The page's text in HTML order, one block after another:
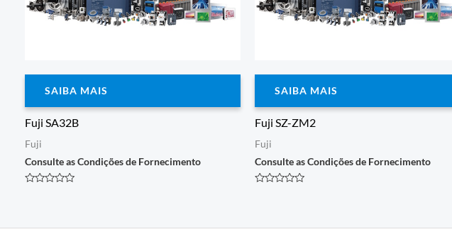
SAIBA MAIS
Fuji SA32B
Fuji
Consulte as Condições de Fornecimento
SAIBA MAIS
Fuji SZ-ZM2
Fuji
Consulte as Condições de Fornecimento